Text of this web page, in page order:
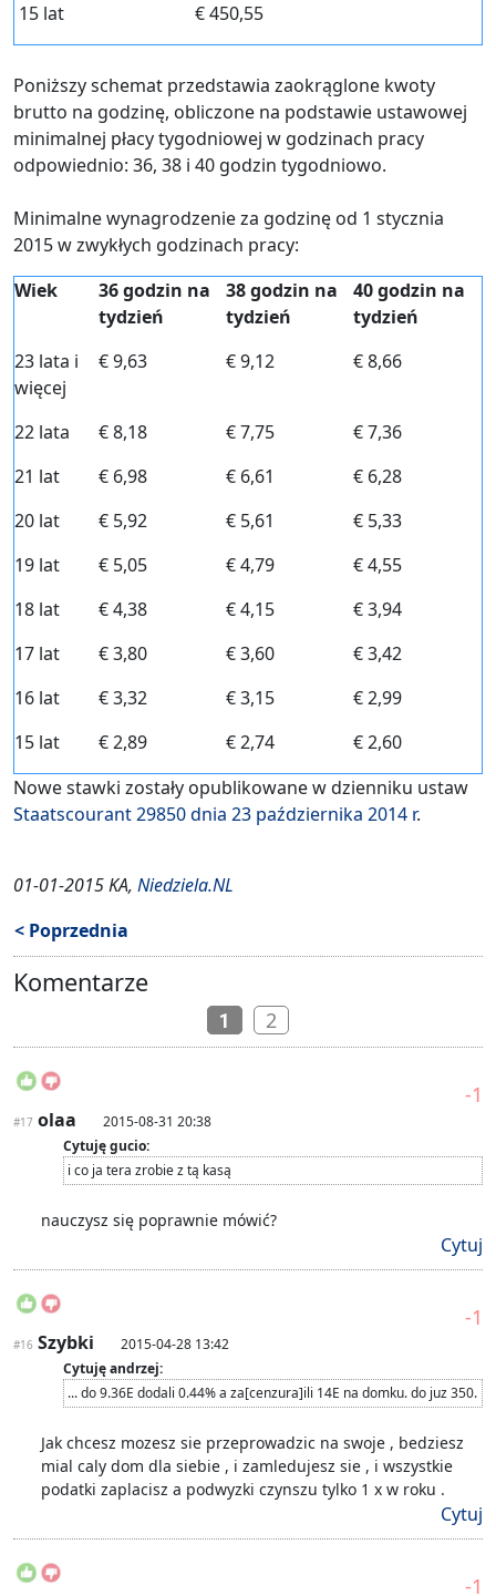
15 lat
€ 450,55
Poniższy schemat przedstawia zaokrąglone kwoty
brutto na godzinę, obliczone na podstawie ustawowej
minimalnej płacy tygodniowej w godzinach pracy
odpowiednio: 36, 38 i 40 godzin tygodniowo.
Minimalne wynagrodzenie za godzinę od 1 stycznia
2015 w zwykłych godzinach pracy:
Wiek
36 godzin na
tydzień
38 godzin na
tydzień
40 godzin na
tydzień
23 lata i
więcej
€ 9,63 € 9,12 € 8,66
22 lata € 8,18 € 7,75
€ 7,36
21 lat
€ 6,98 € 6,61
€ 6,28
20 lat
€ 5,92 € 5,61
€ 5,33
19 lat
€ 5,05 € 4,79
€ 4,55
18 lat
€ 4,38 € 4,15
€ 3,94
17 lat
€ 3,80 € 3,60
€ 3,42
16 lat
€ 3,32 € 3,15
€ 2,99
15 lat
€ 2,89 € 2,74
€ 2,60
Nowe stawki zostały opublikowane w dzienniku ustaw
Staatscourant 29850 dnia 23 października 2014 r.
01-01-2015 KA, Niedziela.NL
< Poprzednia
Komentarze
1 2
-1
#17 olaa
2015-08-31 20:38
Cytuję gucio:
i co ja tera zrobie z tą kasą
nauczysz się poprawnie mówić?
Cytuj
-1
#16 Szybki
2015-04-28 13:42
Cytuję andrzej:
... do 9.36E dodali 0.44% a za[cenzura]ili 14E na domku. do juz 350.
Jak chcesz mozesz sie przeprowadzic na swoje , bedziesz
mial caly dom dla siebie , i zamledujesz sie , i wszystkie
podatki zaplacisz a podwyzki czynszu tylko 1 x w roku .
Cytuj
-1